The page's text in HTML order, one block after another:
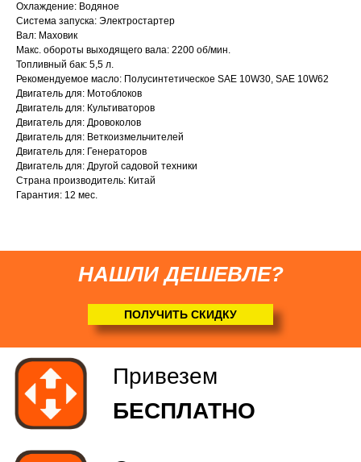
Охлаждение: Водяное
Система запуска: Электростартер
Вал: Маховик
Макс. обороты выходящего вала: 2200 об/мин.
Топливный бак: 5,5 л.
Рекомендуемое масло: Полусинтетическое SAE 10W30, SAE 10W62
Двигатель для: Мотоблоков
Двигатель для: Культиваторов
Двигатель для: Дровоколов
Двигатель для: Веткоизмельчителей
Двигатель для: Генераторов
Двигатель для: Другой садовой техники
Страна производитель: Китай
Гарантия: 12 мес.
НАШЛИ ДЕШЕВЛЕ?
ПОЛУЧИТЬ СКИДКУ
Отправка
БЕЗ предоплаты
Привезем
БЕСПЛАТНО